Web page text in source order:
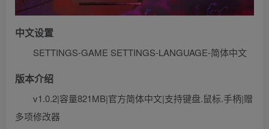
中文设置
SETTINGS-GAME SETTINGS-LANGUAGE-简体中文
版本介绍
v1.0.2|容量821MB|官方简体中文|支持键盘.鼠标.手柄|赠
多项修改器